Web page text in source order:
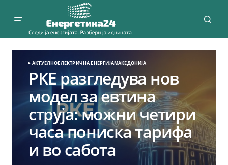
АКТУЕЛНОЕЛЕКТРИЧНА ЕНЕРГИЈАМАКЕДОНИЈА
РКЕ разгледува нов
модел за евтина
струја: можни четири
часа пониска тарифа
и во сабота